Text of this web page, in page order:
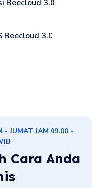
Beecloud 3.0
Beecloud 3.0
- JUMAT JAM 09.00 -
Cara Anda